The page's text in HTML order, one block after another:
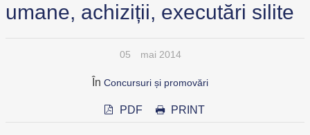
umane, achiziții, executări silite
05 mai 2014
În Concursuri și promovări
PDF PRINT